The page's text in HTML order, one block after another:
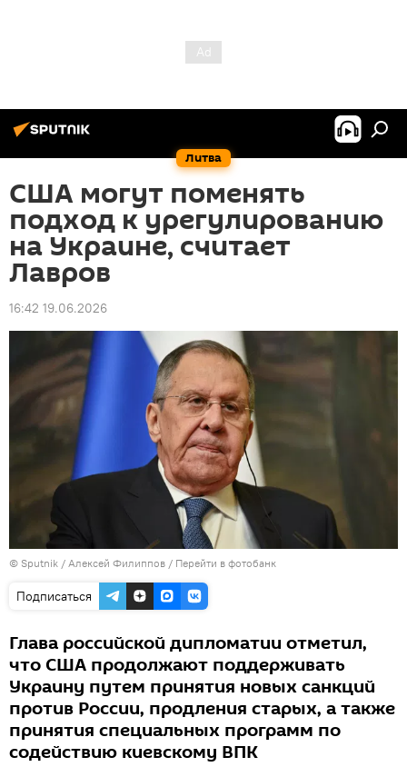
Литва
США могут поменять
подход к урегулированию
на Украине, считает
Лавров
16:42 19.06.2026
© Sputnik / Алексей Филиппов / Перейти в фотобанк
Подписаться
Глава российской дипломатии отметил,
что США продолжают поддерживать
Украину путем принятия новых санкций
против России, продления старых, а также
принятия специальных программ по
содействию киевскому ВПК